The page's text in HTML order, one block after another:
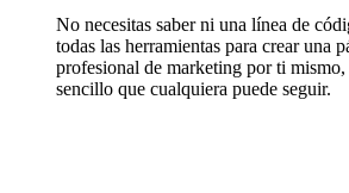
No necesitas saber ni una línea de
todas las herramientas para crear una
profesional de marketing por ti
sencillo que cualquiera puede seguir.